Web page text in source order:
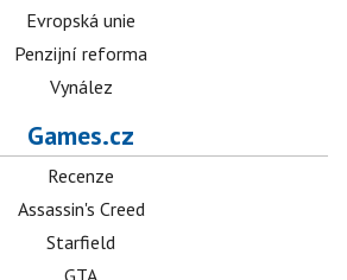
Evropská unie
Penzijní reforma
Vynález
Games.cz
Recenze
Assassin's Creed
Starfield
GTA